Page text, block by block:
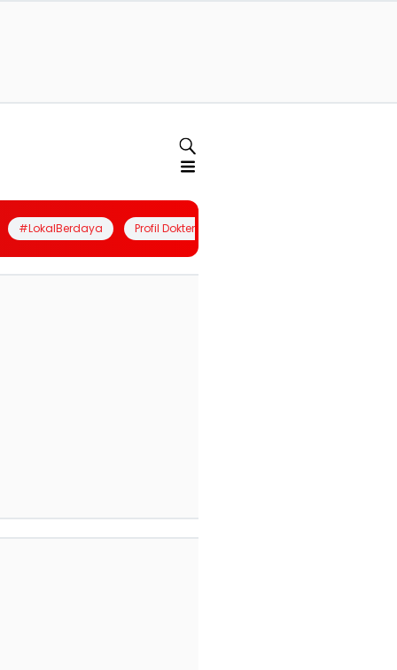
#LokalBerdaya Profil Dokter